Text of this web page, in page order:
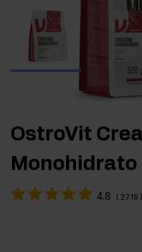
OstroVit
4.8 ( 2719 )